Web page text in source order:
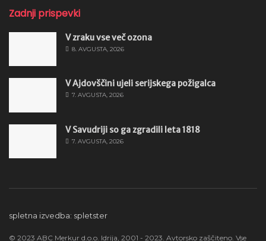
Zadnji prispevki
V zraku vse več ozona
8. AVGUSTA, 2026
V Ajdovščini ujeli serijskega požigalca
7. AVGUSTA, 2026
V Savudriji so ga zgradili leta 1818
7. AVGUSTA, 2026
spletna izvedba: spletster
© 2023 ABC Merkur d.o.o. Idrija, 2001 - 2023. Avtorsko zaščiteno. Vse